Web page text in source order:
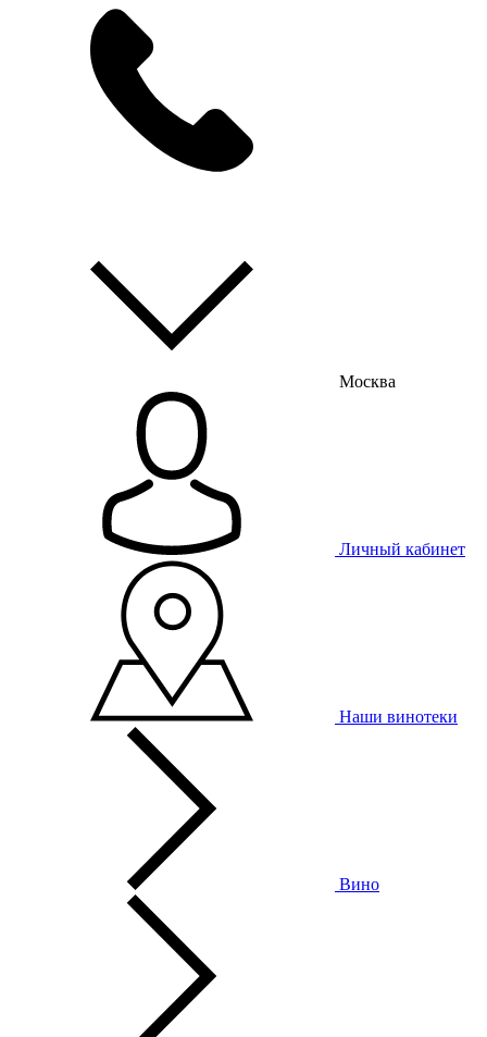
Москва
Личный кабинет
Наши винотеки
Вино